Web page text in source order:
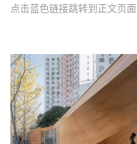
点击蓝色链接跳转到正文页面